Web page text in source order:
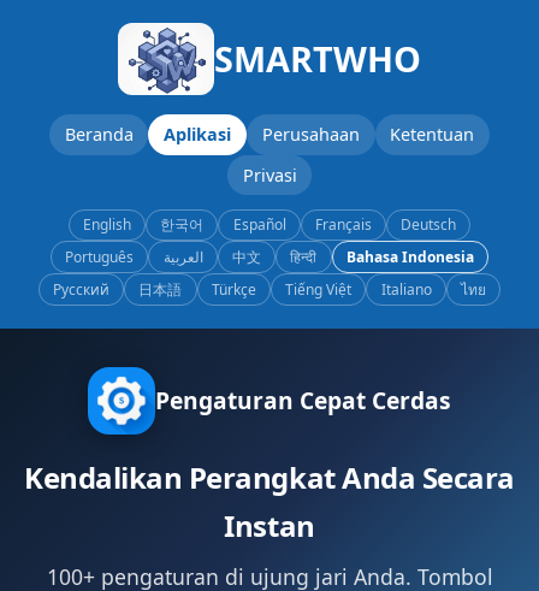
SMARTWHO
Beranda Aplikasi Perusahaan
Ketentuan
Privasi
English 한국어 Español Français
Deutsch
Português
العربية 中文 हिन्दी
Bahasa Indonesia
Русский
日本語 Türkçe Tiếng Việt Italiano ไทย
Pengaturan Cepat Cerdas
Kendalikan Perangkat Anda Secara
Instan
100+ pengaturan di ujung jari Anda. Tombol